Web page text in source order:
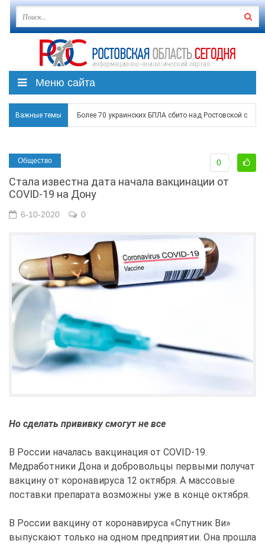
Меню сайта
Важные темы Более 70 украинских БПЛА сбито над Ростовской
Над Ростовской областью в ночь на 8 августа сбито
Застройщики: градостроительная политика на Дону
Общество
Стала известна дата начала вакцинации от
COVID-19 на Дону
0
6-10-2020 0
Но сделать прививку смогут не все
В России началась вакцинация от COVID-19.
Медработники Дона и добровольцы первыми получат
вакцину от коронавируса 12 октября. А массовые
поставки препарата возможны уже в конце октября.
В России вакцину от коронавируса «Спутник Ви»
выпускают только на одном предприятии. Она прошла